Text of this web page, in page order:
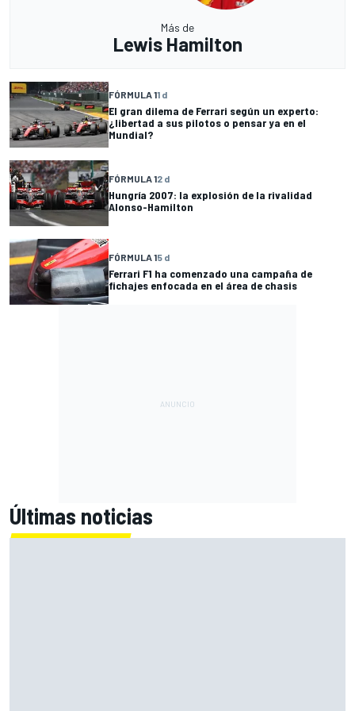
Más de
Lewis Hamilton
FÓRMULA 11 d
El gran dilema de Ferrari según un experto:
¿libertad a sus pilotos o pensar ya en el
Mundial?
FÓRMULA 12 d
Hungría 2007: la explosión de la rivalidad
Alonso-Hamilton
FÓRMULA 15 d
Ferrari F1 ha comenzado una campaña de
fichajes enfocada en el área de chasis
Últimas noticias